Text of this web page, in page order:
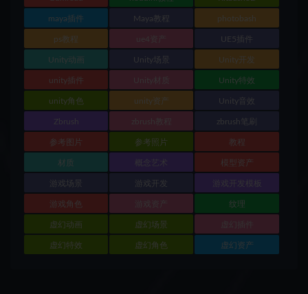
maya插件 Maya教程 photobash
ps教程 ue4资产 UE5插件
Unity动画 Unity场景 Unity开发
unity插件 Unity材质 Unity特效
unity角色 unity资产 Unity音效
Zbrush zbrush教程 zbrush笔刷
参考图片 参考照片 教程
材质 概念艺术 模型资产
游戏场景 游戏开发 游戏开发模板
游戏角色 游戏资产 纹理
虚幻动画 虚幻场景 虚幻插件
虚幻特效 虚幻角色 虚幻资产